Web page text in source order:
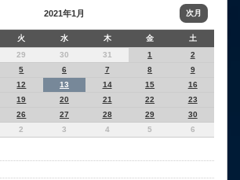
2021年1月 次月
火 水 木 金
土
29 30 31 1
2
5 6 7 8
9
12 13 14 15
16
19 20 21 22
23
26 27 28 29
30
2 3 4 5 6